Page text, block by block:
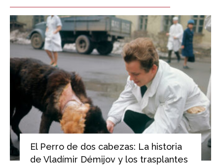
El Perro de dos cabezas: La historia
de Vladímir Démijov y los trasplantes